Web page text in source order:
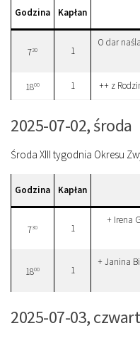
Godzina Kapłan
730 1
O dar
1800 1 ++ z
2025-07-02, środa
Środa XIII tygodnia Okresu
Godzina Kapłan
730 1
+ Irena
1800 1
+ Janina
2025-07-03,